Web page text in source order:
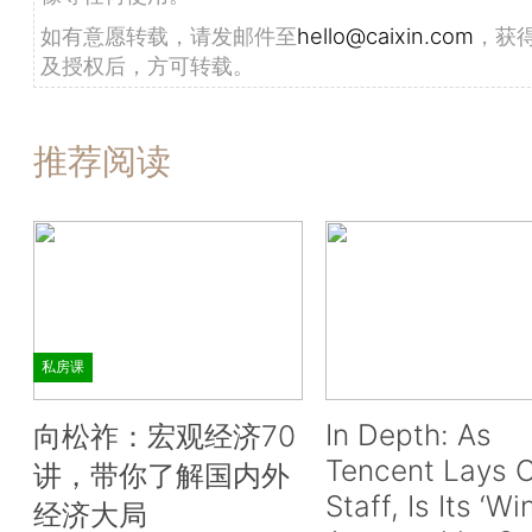
如有意愿转载，请发邮件至hello@caixin.com ，获
及授权后，方可转载。
推荐阅读
私房课
向松祚：宏观经济70
讲，带你了解国内外
经济大局
In Depth: As
Tencent Lays
Staff, Is Its